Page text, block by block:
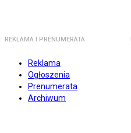
REKLAMA I PRENUMERATA
Reklama
Ogłoszenia
Prenumerata
Archiwum